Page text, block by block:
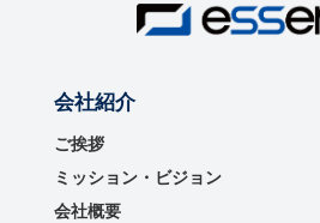
会社紹介
ご挨拶
ミッション・ビジョン
会社概要